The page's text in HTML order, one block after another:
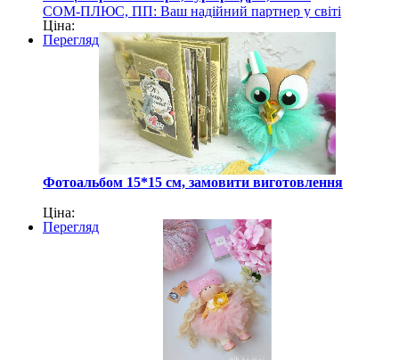
СОМ-ПЛЮС, ПП: Ваш надійний партнер у світі
канцелярських та господарських товарів
Ціна:
Перегляд
Фотоальбом 15*15 см, замовити виготовлення
Ціна:
Перегляд